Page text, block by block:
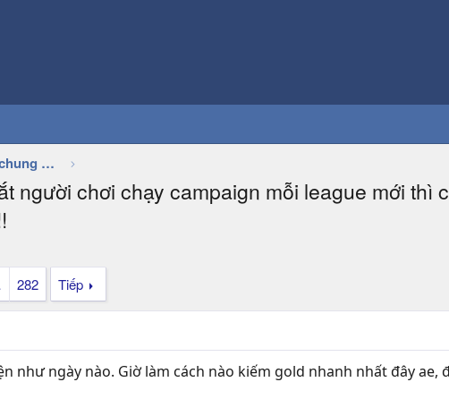
Tin tức - Giới thiệu - Thảo luận chung về game
người chơi chạy campaign mỗi league mới thì
282 Tiếp
như ngày nào. Giờ làm cách nào kiếm gold nhanh nhất đây